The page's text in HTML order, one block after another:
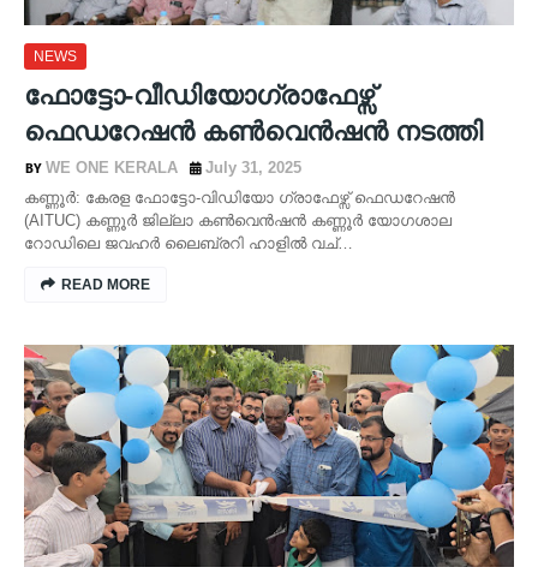
NEWS
ഫോട്ടോ-വീഡിയോഗ്രാഫേഴ്സ്
ഫെഡറേഷൻ കൺവെൻഷൻ നടത്തി
WE ONE KERALA
July 31, 2025
കണ്ണൂർ: കേരള ഫോട്ടോ-വിഡിയോ ഗ്രാഫേഴ്സ് ഫെഡറേഷൻ
(AITUC) കണ്ണൂർ ജില്ലാ കൺവെൻഷൻ കണ്ണൂർ യോഗശാല
റോഡിലെ ജവഹർ ലൈബ്രറി ഹാളിൽ വച്…
READ MORE